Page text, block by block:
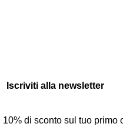
Iscriviti alla newsletter
10% di sconto sul tuo primo